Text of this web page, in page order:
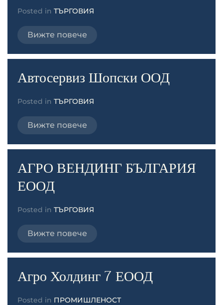
Posted in ТЪРГОВИЯ
Вижте повече
Автосервиз Шопски ООД
Posted in ТЪРГОВИЯ
Вижте повече
АГРО ВЕНДИНГ БЪЛГАРИЯ
ЕООД
Posted in ТЪРГОВИЯ
Вижте повече
Агро Холдинг 7 ЕООД
Posted in ПРОМИШЛЕНОСТ